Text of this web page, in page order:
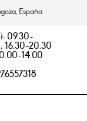
España
09.30-
16.30-20.30
14.00